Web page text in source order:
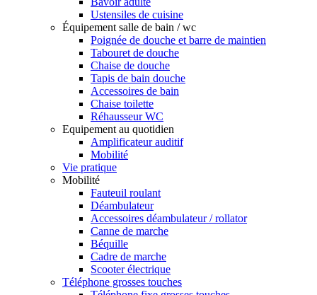
Ustensiles de cuisine
Équipement salle de bain / wc
Poignée de douche et barre de maintien
Tabouret de douche
Chaise de douche
Tapis de bain douche
Accessoires de bain
Chaise toilette
Réhausseur WC
Equipement au quotidien
Amplificateur auditif
Mobilité
Vie pratique
Mobilité
Fauteuil roulant
Déambulateur
Accessoires déambulateur / rollator
Canne de marche
Béquille
Cadre de marche
Scooter électrique
Téléphone grosses touches